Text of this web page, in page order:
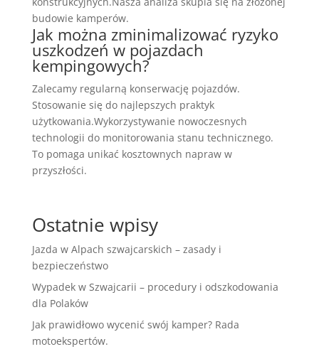
budowie kamperów.
Jak można zminimalizować ryzyko
uszkodzeń w pojazdach
kempingowych?
Zalecamy regularną konserwację pojazdów.
Stosowanie się do najlepszych praktyk
użytkowania.Wykorzystywanie nowoczesnych
technologii do monitorowania stanu technicznego.
To pomaga unikać kosztownych napraw w
przyszłości.
Ostatnie wpisy
Jazda w Alpach szwajcarskich – zasady i
bezpieczeństwo
Wypadek w Szwajcarii – procedury i odszkodowania
dla Polaków
Jak prawidłowo wycenić swój kamper? Rada
motoekspertów.